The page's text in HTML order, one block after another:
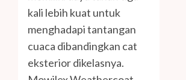
kali lebih kuat untuk
menghadapi tantangan
cuaca dibandingkan cat
eksterior dikelasnya.